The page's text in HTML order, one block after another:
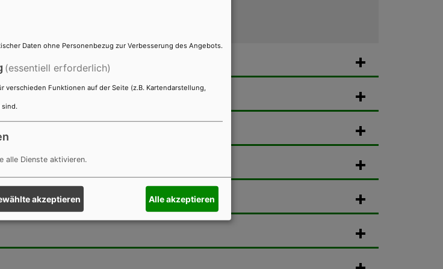
Daten ohne Personenbezug zur Verbesserung des Angebots.
(essentiell erforderlich)
verschieden Funktionen auf der Seite (z.B. Kartendarstellung,
alle Dienste aktivieren.
akzeptieren Alle akzeptieren